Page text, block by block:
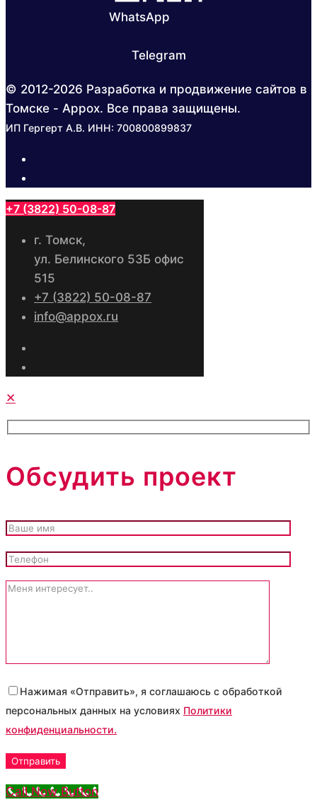
WhatsApp
Telegram
© 2012-2026 Разработка и продвижение сайтов в
Томске - Appox. Все права защищены.
ИП Гергерт А.В. ИНН: 700800899837
+7 (3822) 50-08-87
г. Томск,
ул. Белинского 53Б офис
515
+7 (3822) 50-08-87
info@appox.ru
✕
Обсудить проект
Нажимая «Отправить», я соглашаюсь с обработкой
персональных данных на условиях Политики
конфиденциальности.
Call Now Button